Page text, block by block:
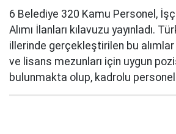
6 Belediye 320 Kamu Personel,
Alımı İlanları kılavuzu yayınladı.
illerinde gerçekleştirilen bu
ve lisans mezunları için uygun
bulunmakta olup, kadrolu personel